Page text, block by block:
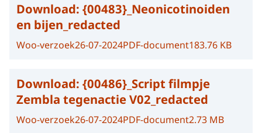
Download: {00483}_Neonicotinoiden
en bijen_redacted
Woo-verzoek26-07-2024PDF-document183.76 KB
Download: {00486}_Script filmpje
Zembla tegenactie V02_redacted
Woo-verzoek26-07-2024PDF-document2.73 MB